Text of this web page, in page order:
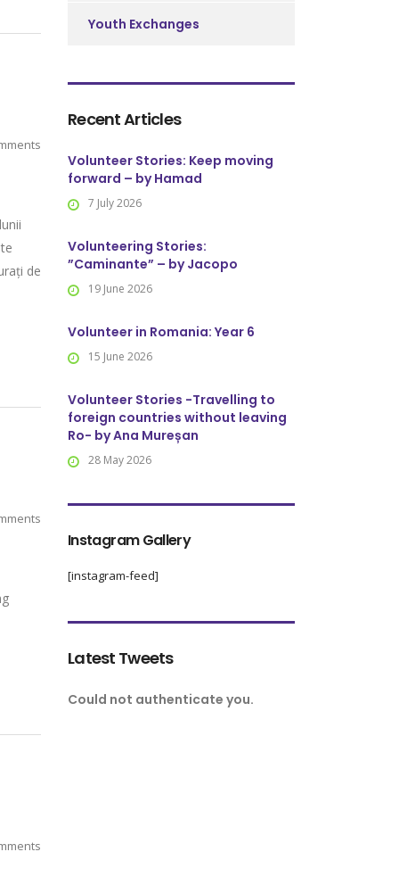
de
Youth Exchanges
Recent Articles
Volunteer Stories: Keep moving
forward – by Hamad
7 July 2026
Volunteering Stories:
”Caminante” – by Jacopo
19 June 2026
Volunteer in Romania: Year 6
15 June 2026
Volunteer Stories -Travelling to
foreign countries without leaving
Ro- by Ana Mureșan
28 May 2026
Instagram Gallery
[instagram-feed]
Latest Tweets
Could not authenticate you.